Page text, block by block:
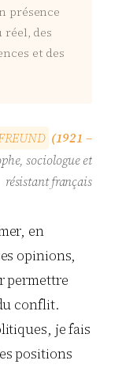
présence
réel, des
et des
REUND (1921 –
sociologue et
résistant français
en
opinions,
permettre
conflit.
je fais
positions